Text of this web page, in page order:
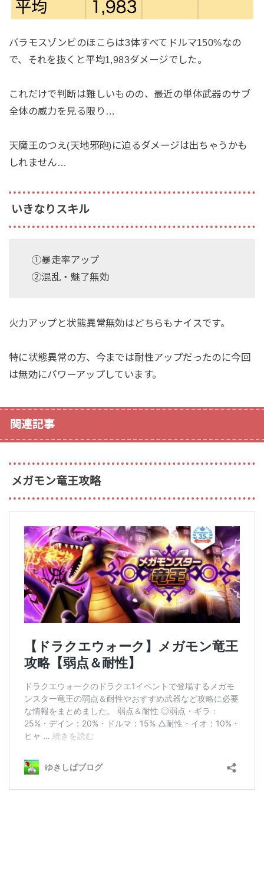
バラモスゾンビのほこらは3体すべてドルマ150%なの
で、それを抜くと平均1,983ダメージでした。
これだけで判断は難しいものの、最近の単体武器のサブ
全体の威力を見る限り…
天魔王のつえ(天地邪砲)に迫るダメージは出ちゃうかも
しれません…
いきなりスキル
①暴走率アップ
②混乱・魅了無効
火力アップと状態異常無効はどちらもナイスです。
特に状態異常の方、今までは耐性アップだったのに今回
は無効にパワーアップしています。
関連記事
メガモン竜王攻略